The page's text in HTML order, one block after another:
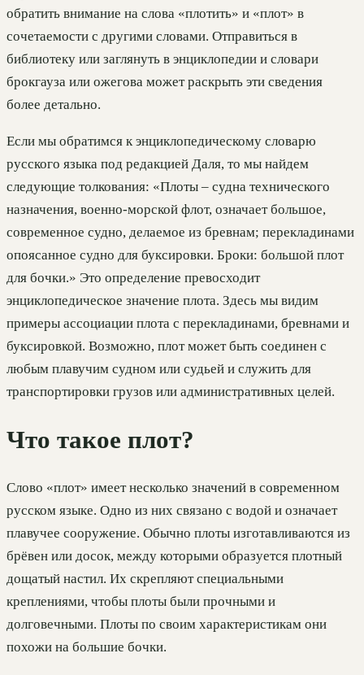
обратить внимание на слова «плотить» и «плот» в
сочетаемости с другими словами. Отправиться в
библиотеку или заглянуть в энциклопедии и словари
брокгауза или ожегова может раскрыть эти сведения
более детально.
Если мы обратимся к энциклопедическому словарю
русского языка под редакцией Даля, то мы найдем
следующие толкования: «Плоты – судна технического
назначения, военно-морской флот, означает большое,
современное судно, делаемое из бревнам; перекладинами
опоясанное судно для буксировки. Броки: большой плот
для бочки.» Это определение превосходит
энциклопедическое значение плота. Здесь мы видим
примеры ассоциации плота с перекладинами, бревнами и
буксировкой. Возможно, плот может быть соединен с
любым плавучим судном или судьей и служить для
транспортировки грузов или административных целей.
Что такое плот?
Слово «плот» имеет несколько значений в современном
русском языке. Одно из них связано с водой и означает
плавучее сооружение. Обычно плоты изготавливаются из
брёвен или досок, между которыми образуется плотный
дощатый настил. Их скрепляют специальными
креплениями, чтобы плоты были прочными и
долговечными. Плоты по своим характеристикам они
похожи на большие бочки.